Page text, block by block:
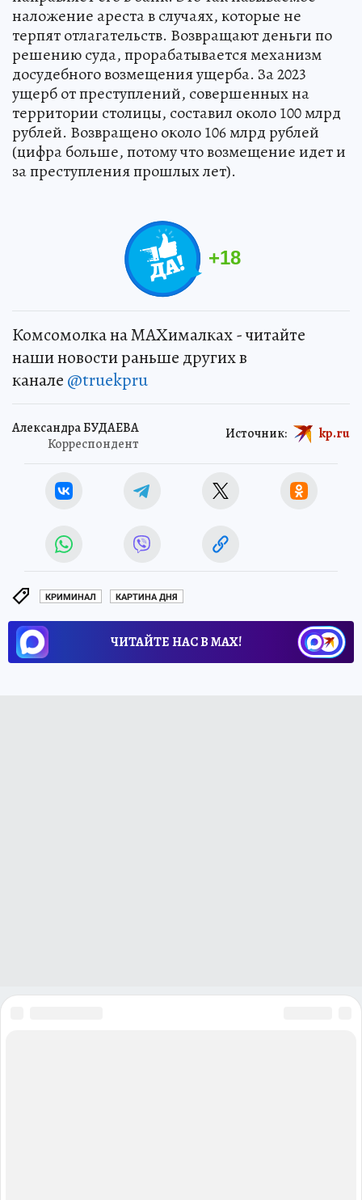
наложение ареста в случаях, которые не
терпят отлагательств. Возвращают деньги по
решению суда, прорабатывается механизм
досудебного возмещения ущерба. За 2023
ущерб от преступлений, совершенных на
территории столицы, составил около 100 млрд
рублей. Возвращено около 106 млрд рублей
(цифра больше, потому что возмещение идет и
за преступления прошлых лет).
+18
Комсомолка на MAXималках - читайте
наши новости раньше других в
канале @truekpru
Александра БУДАЕВА
Корреспондент
Источник: kp.ru
КРИМИНАЛ КАРТИНА ДНЯ
ЧИТАЙТЕ НАС В МАХ!